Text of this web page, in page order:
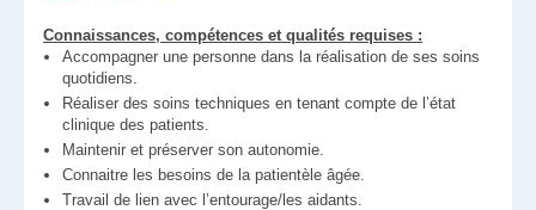
Connaissances, compétences et qualités requises :
Accompagner une personne dans la réalisation de ses soins
quotidiens.
Réaliser des soins techniques en tenant compte de l’état
clinique des patients.
Maintenir et préserver son autonomie.
Connaitre les besoins de la patientèle âgée.
Travail de lien avec l’entourage/les aidants.